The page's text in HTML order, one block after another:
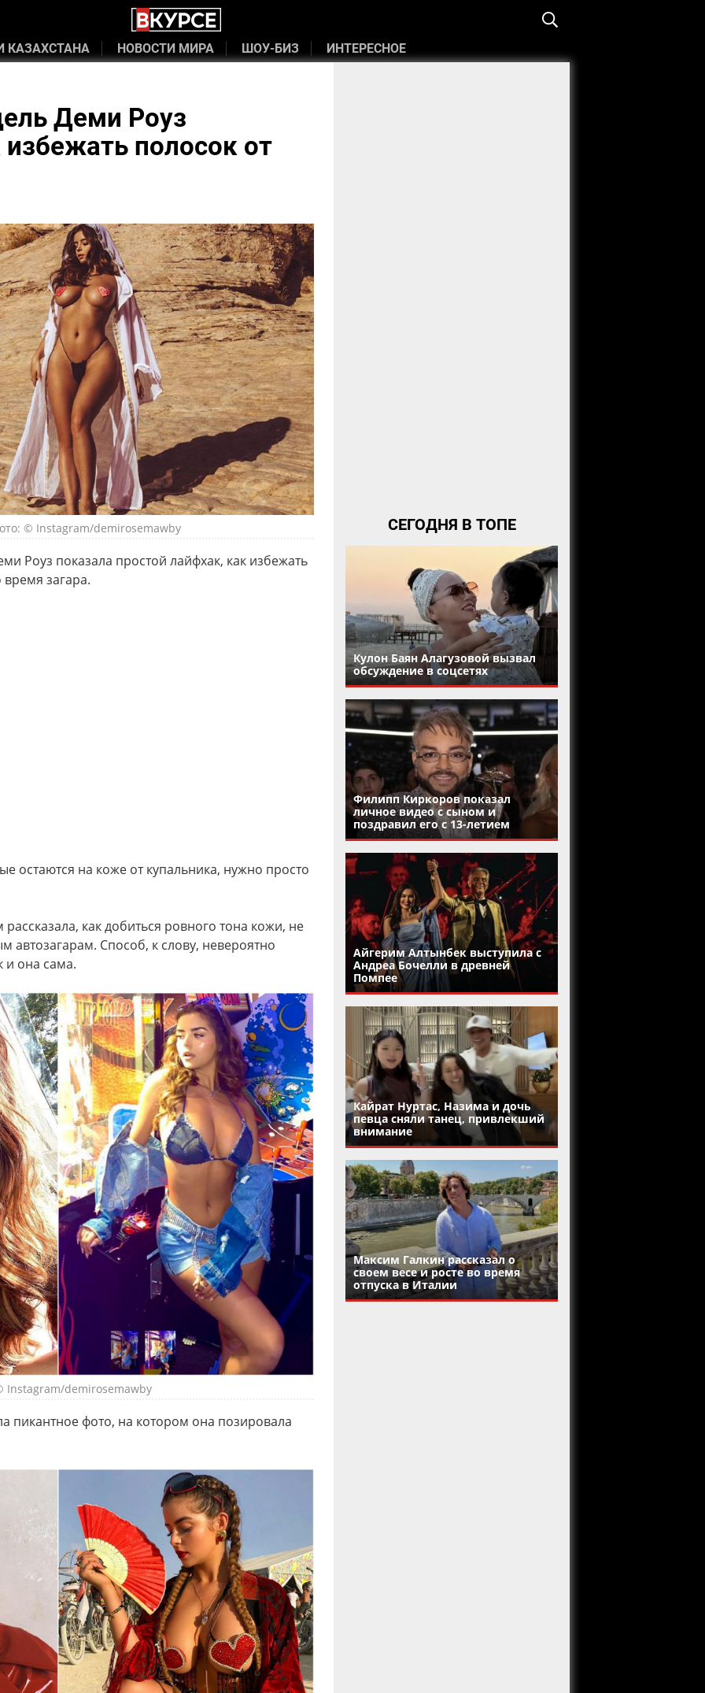
КАЗАХСТАНА НОВОСТИ МИРА ШОУ-БИЗ ИНТЕРЕСНОЕ
Деми Роуз
избежать полосок от
© Instagram/demirosemawby
Роуз показала простой лайфхак, как избежать
время загара.
остаются на коже от купальника, нужно просто
как добиться ровного тона кожи, не
автозагарам. Способ, к слову, невероятно
и она сама.
Instagram/demirosemawby
пикантное фото, на котором она позировала
СЕГОДНЯ В ТОПЕ
Кулон Баян Алагузовой вызвал
обсуждение в соцсетях
Филипп Киркоров показал
личное видео с сыном и
поздравил его с 13-летием
Айгерим Алтынбек выступила с
Андреа Бочелли в древней
Помпее
Кайрат Нуртас, Назима и дочь
певца сняли танец, привлекший
внимание
Максим Галкин рассказал о
своем весе и росте во время
отпуска в Италии